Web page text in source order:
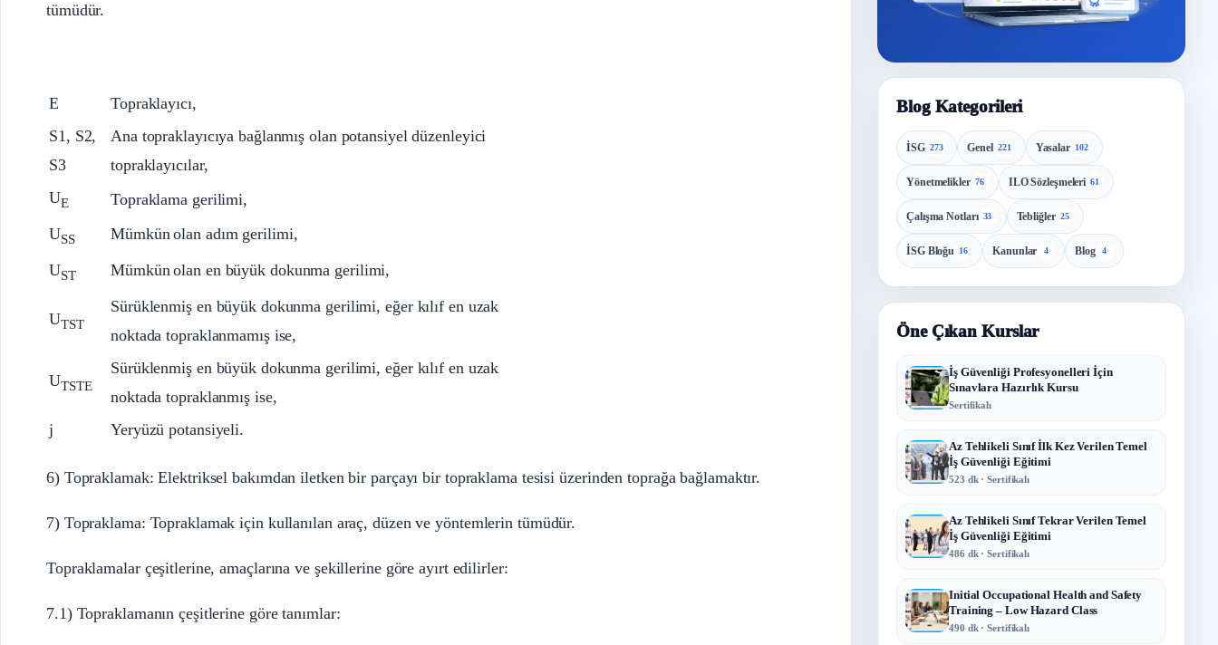
tümüdür.
E
Topraklayıcı,
S1, S2,
S3
Ana topraklayıcıya bağlanmış olan potansiyel düzenleyici
topraklayıcılar,
UE
Topraklama gerilimi,
USS Mümkünolan adım gerilimi,
UST Mümkünolan en büyük dokunma gerilimi,
UTST
Sürüklenmiş en büyük dokunma gerilimi, eğer kılıf en uzak
noktada topraklanmamış ise,
UTSTE
Sürüklenmiş en büyük dokunma gerilimi, eğer kılıf en uzak
noktada topraklanmış ise,
j
Yeryüzü potansiyeli.
6) Topraklamak: Elektriksel bakımdan iletken bir parçayı bir topraklama tesisi üzerinden toprağa bağlamaktır.
7) Topraklama: Topraklamak için kullanılan araç, düzen ve yöntemlerin tümüdür.
Topraklamalar çeşitlerine, amaçlarına ve şekillerine göre ayırt edilirler:
7.1) Topraklamanın çeşitlerine göre tanımlar:
Blog Kategorileri
İSG 273 Genel 221 Yasalar 102
Yönetmelikler 76 ILO Sözleşmeleri 61
Çalışma Notları 33 Tebliğler 25
İSG Bloğu 16 Kanunlar 4 Blog 4
Öne Çıkan Kurslar
İş Güvenliği Profesyonelleri İçin
Sınavlara Hazırlık Kursu
Sertifikalı
Az Tehlikeli Sınıf İlk Kez Verilen Temel
İş Güvenliği Eğitimi
523 dk · Sertifikalı
Az Tehlikeli Sınıf Tekrar Verilen Temel
İş Güvenliği Eğitimi
486 dk · Sertifikalı
Initial Occupational Health and Safety
Training – Low Hazard Class
490 dk · Sertifikalı